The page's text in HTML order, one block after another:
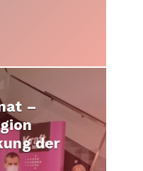
–
der